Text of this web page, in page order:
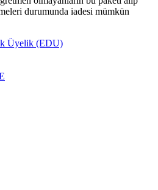
durumunda iadesi mümkün
Üyelik (EDU)